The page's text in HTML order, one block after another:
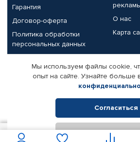
Гарантия
Договор-оферта
Политика обработки
персональных данных
О нас
Карта
Партнерам
Корпоративным клиентам
Поставщикам
© КАМАЗ ЦЕНТР ДОНЕЦК, 2015-2026. Все
Мы используем файлы cookie,
опыт на сайте. Узнайте больше
Согласиться
Отклонить